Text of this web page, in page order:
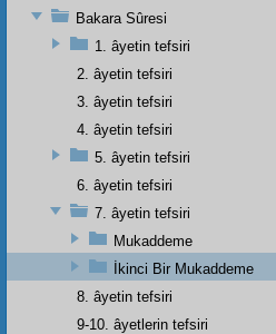
Bakara Sûresi
1. âyetin tefsiri
2. âyetin tefsiri
3. âyetin tefsiri
4. âyetin tefsiri
5. âyetin tefsiri
6. âyetin tefsiri
7. âyetin tefsiri
Mukaddeme
İkinci Bir Mukaddeme
8. âyetin tefsiri
9-10. âyetlerin tefsiri